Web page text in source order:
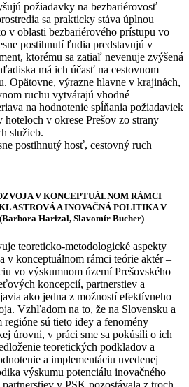
požiadavky na bezbariérovosť
sa prakticky stáva úplnou
v oblasti bezbariérového prístupu vo
postihnutí ľudia predstavujú v
ktorému sa zatiaľ nevenuje zvýšená
má ich účasť na cestovnom
Opätovne, výrazne hlavne v krajinách,
ruchu vytvárajú vhodné
na hodnotenie spĺňania požiadaviek
hoteloch v okrese Prešov zo strany
služieb.
postihnutý hosť, cestovný ruch
V KONCEPTUÁLNOM RÁMCI
A INOVAČNÁ POLITIKA V
Harizal, Slavomír Bucher)
teoreticko-metodologické aspekty
v konceptuálnom rámci teórie aktér –
vo výskumnom území Prešovského
koncepcií, partnerstiev a
ako jedna z možností efektívneho
Vzhľadom na to, že na Slovensku a
sú tieto idey a fenomény
úrovni, v práci sme sa pokúsili o ich
teoretických podkladov a
a implementáciu uvedenej
výskumu potenciálu inovačného
v PSK pozostávala z troch